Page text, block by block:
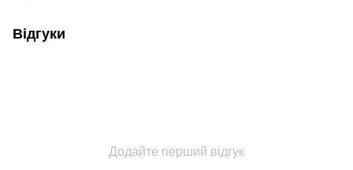
Відгуки
Додайте перший відгук